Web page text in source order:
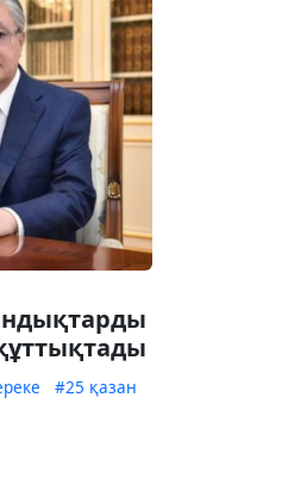
#25 қазан